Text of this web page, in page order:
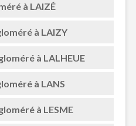
à LAIZÉ
à LAIZY
à LALHEUE
à LANS
à LESME